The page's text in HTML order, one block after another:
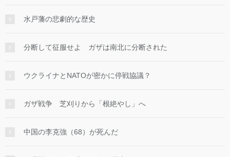
水戸藩の悲劇的な歴史
分断して征服せよ ガザは南北に分断された
ウクライナとNATOが密かに停戦協議？
ガザ戦争 芝刈りから「根絶やし」へ
中国の李克強（68）が死んだ